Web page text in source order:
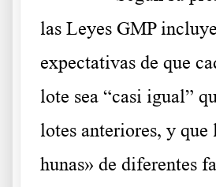
las Leyes GMP
expectativas de que
lote sea “casi igual”
lotes anteriores, y que
hunas» de diferentes